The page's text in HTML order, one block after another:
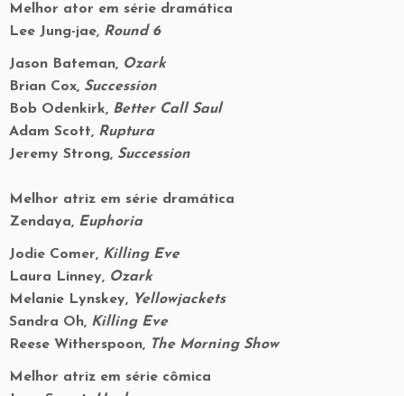
Melhor ator em série dramática
Lee Jung-jae, Round 6
Jason Bateman, Ozark
Brian Cox, Succession
Bob Odenkirk, Better Call Saul
Adam Scott, Ruptura
Jeremy Strong, Succession
Melhor atriz em série dramática
Zendaya, Euphoria
Jodie Comer, Killing Eve
Laura Linney, Ozark
Melanie Lynskey, Yellowjackets
Sandra Oh, Killing Eve
Reese Witherspoon, The Morning Show
Melhor atriz em série cômica